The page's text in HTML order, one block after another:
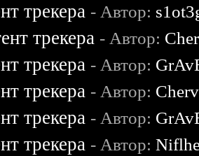
трекера - Автор:
трекера - Автор:
трекера - Автор:
трекера - Автор:
трекера - Автор:
трекера - Автор: